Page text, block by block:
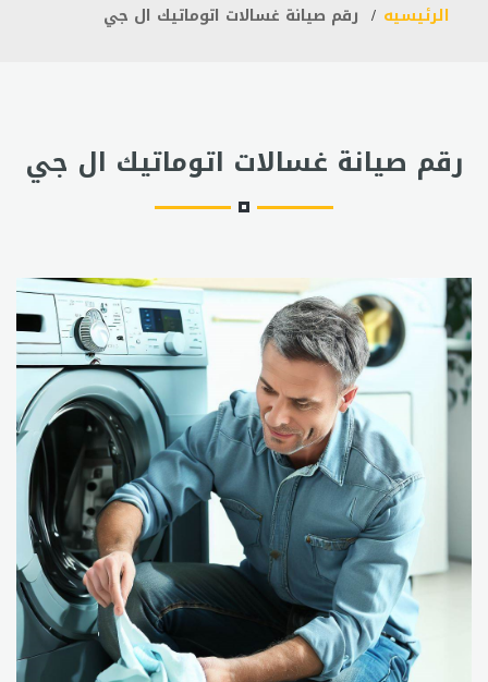
الرئيسيه رقم صيانة غسالات اتوماتيك ال جي
رقم صيانة غسالات اتوماتيك ال جي